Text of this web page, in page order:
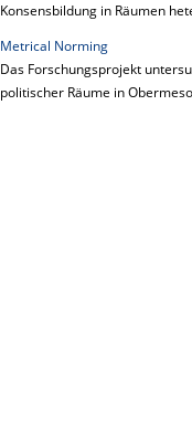
Konsensbildung in Räumen
Metrical Norming
Das Forschungsprojekt
politischer Räume in